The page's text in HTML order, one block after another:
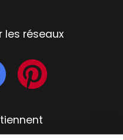
les réseaux